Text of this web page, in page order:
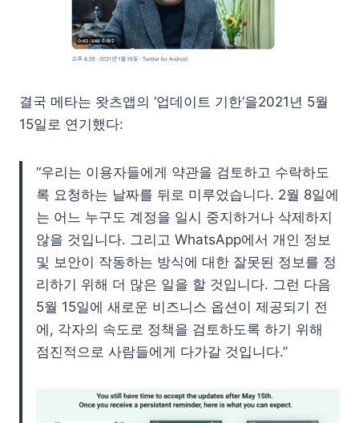
결국 메타는 왓츠앱의 ‘업데이트 기한’을2021년 5월
15일로 연기했다:
“우리는 이용자들에게 약관을 검토하고 수락하도
록 요청하는 날짜를 뒤로 미루었습니다. 2월 8일에
는 어느 누구도 계정을 일시 중지하거나 삭제하지
않을 것입니다. 그리고 WhatsApp에서 개인 정보
및 보안이 작동하는 방식에 대한 잘못된 정보를 정
리하기 위해 더 많은 일을 할 것입니다. 그런 다음
5월 15일에 새로운 비즈니스 옵션이 제공되기 전
에, 각자의 속도로 정책을 검토하도록 하기 위해
점진적으로 사람들에게 다가갈 것입니다.”